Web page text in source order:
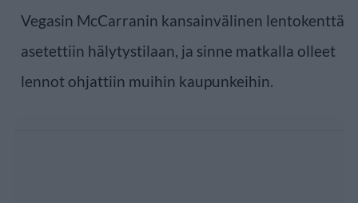
Vegasin McCarranin kansainvälinen lentokenttä
asetettiin hälytystilaan, ja sinne matkalla olleet
lennot ohjattiin muihin kaupunkeihin.